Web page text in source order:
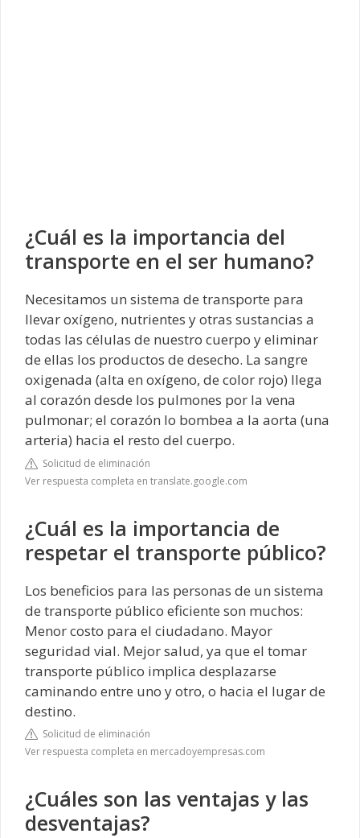
¿Cuál es la importancia del
transporte en el ser humano?
Necesitamos un sistema de transporte para
llevar oxígeno, nutrientes y otras sustancias a
todas las células de nuestro cuerpo y eliminar
de ellas los productos de desecho. La sangre
oxigenada (alta en oxígeno, de color rojo) llega
al corazón desde los pulmones por la vena
pulmonar; el corazón lo bombea a la aorta (una
arteria) hacia el resto del cuerpo.
Solicitud de eliminación
Ver respuesta completa en translate.google.com
¿Cuál es la importancia de
respetar el transporte público?
Los beneficios para las personas de un sistema
de transporte público eficiente son muchos:
Menor costo para el ciudadano. Mayor
seguridad vial. Mejor salud, ya que el tomar
transporte público implica desplazarse
caminando entre uno y otro, o hacia el lugar de
destino.
Solicitud de eliminación
Ver respuesta completa en mercadoyempresas.com
¿Cuáles son las ventajas y las
desventajas?